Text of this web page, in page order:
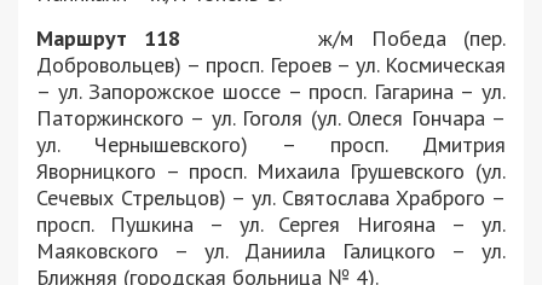
Маршрут 118 ж/м Победа (пер.
Добровольцев) – просп. Героев – ул. Космическая
– ул. Запорожское шоссе – просп. Гагарина – ул.
Паторжинского – ул. Гоголя (ул. Олеся Гончара –
ул. Чернышевского) – просп. Дмитрия
Яворницкого – просп. Михаила Грушевского (ул.
Сечевых Стрельцов) – ул. Святослава Храброго –
просп. Пушкина – ул. Сергея Нигояна – ул.
Маяковского – ул. Даниила Галицкого – ул.
Ближняя (городская больница № 4).